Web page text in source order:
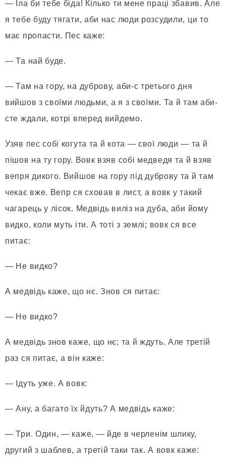
— Їла би тебе біда! Кілько ти мене праці збавив. Але
я тебе буду тягати, аби нас люди розсудили, ци то
має пропасти. Пес каже:
— Та най буде.
— Там на гору, на дуброву, аби-с третього дня
вийшов з своїми людьми, а я з своїми. Та й там аби-
сте ждали, котрі вперед вийдемо.
Узяв пес собі когута та й кота — свої люди — та й
пішов на ту гору. Вовк взяв собі медведя та й взяв
вепря дикого. Вийшов на гору під дуброву та й там
чекає вже. Вепр ся сховав в лист, а вовк у такий
чагарець у лісок. Медвідь виліз на дуба, аби йому
видко, коли муть іти. А тоті з землі; вовк ся все
питає:
— Не видко?
А медвідь каже, що нє. Знов ся питає:
— Не видко?
А медвідь знов каже, що нє; та й ждуть. Але третій
раз ся питає, а він каже:
— Ідуть уже. А вовк:
— Ану, а багато їх йдуть? А медвідь каже:
— Три. Один, — каже, — йде в черленім шлику,
другий з шаблев, а третій таки так. А вовк каже: